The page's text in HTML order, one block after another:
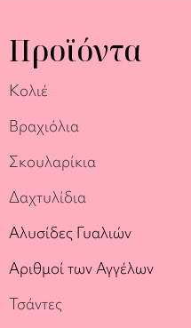
Προϊόντα
Κολιέ
Βραχιόλια
Σκουλαρίκια
Δαχτυλίδια
Αλυσίδες Γυαλιών
Αριθμοί των Αγγέλων
Τσάντες